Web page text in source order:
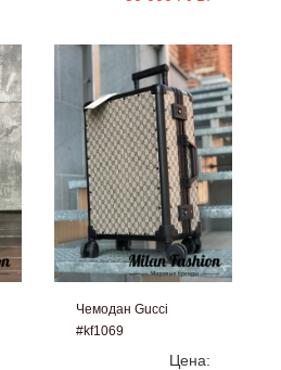
Чемодан Gucci
#kf1069
Цена: